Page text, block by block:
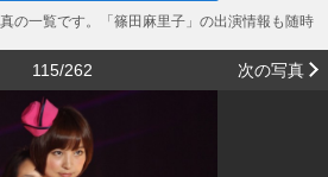
の一覧です。「篠田麻里子」の出演情報も随時
115/262 次の写真